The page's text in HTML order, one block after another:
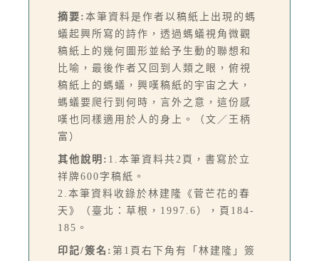
摘要: 本筆資料是作者以稿紙上出現的螞
蟻起興所寫的詩作，透過螞蟻視角微觀
稿紙上的幾何圖形並給予生動的聯想和
比喻，最後作者又回到人類之眼，俯視
稿紙上的螞蟻，興嘆稿紙的宇宙之大，
螞蟻要爬行到何時，言外之意，這份感
嘆也同樣適用於人的身上。（文／王柄
富）
其他說明: 1.本筆資料共2頁，書寫於立
祥牌600字稿紙。
2.本筆資料收錄於林建隆《菅芒花的春
天》（臺北：草根，1997.6），頁184-
185。
印記/簽名: 第1頁右下角有「林建隆」簽